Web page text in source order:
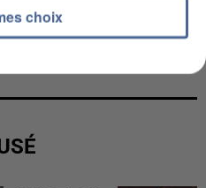
EMPORTÉE PAR UNE
choix